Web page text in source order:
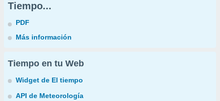
Tiempo...
PDF
Más información
Tiempo en tu Web
Widget de El tiempo
API de Meteorología